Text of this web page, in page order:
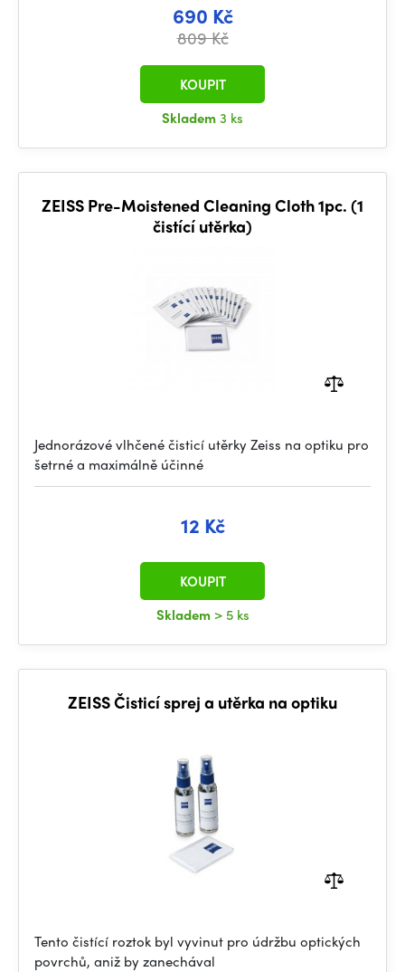
690 Kč
809 Kč
Skladem3 ks
KOUPIT
ZEISS Pre-Moistened Cleaning Cloth 1pc. (1
čistící utěrka)
Jednorázové vlhčené čisticí utěrky Zeiss na optiku pro
šetrné a maximálně účinné
12 Kč
Skladem > 5 ks
KOUPIT
ZEISS Čisticí sprej a utěrka na optiku
Tento čistící roztok byl vyvinut pro údržbu optických
povrchů, aniž by zanechával